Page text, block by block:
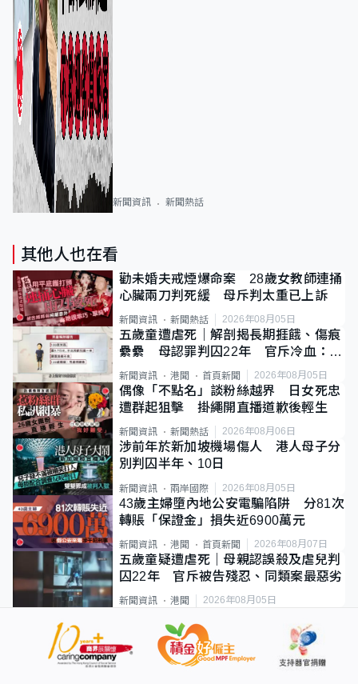
新聞資訊 新聞熱話
其他人也在看
勸未婚夫戒煙爆命案 28歲女教師連捅
心臟兩刀判死緩 母斥判太重已上訴
新聞資訊 新聞熱話 2026年08月05日
五歲童遭虐死｜解剖揭長期捱餓、傷痕
纍纍 母認罪判囚22年 官斥冷血：同
類案最惡劣
新聞資訊 港聞 首頁新聞 2026年08月05日
偶像「不點名」談粉絲越界 日女死忠
遭群起狙擊 掛繩開直播道歉後輕生
新聞資訊 新聞熱話 2026年08月06日
涉前年於新加坡機場傷人 港人母子分
別判囚半年、10日
新聞資訊 兩岸國際 2026年08月05日
43歲主婦墮內地公安電騙陷阱 分81次
轉賬「保證金」損失近6900萬元
新聞資訊 港聞 首頁新聞 2026年08月07日
五歲童疑遭虐死｜母親認誤殺及虐兒判
囚22年 官斥被告殘忍、同類案最惡劣
新聞資訊 港聞 2026年08月05日